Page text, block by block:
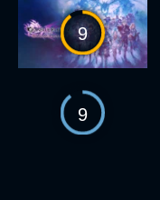
9
9